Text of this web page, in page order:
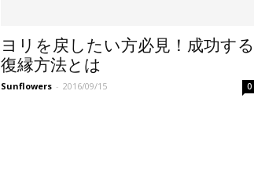
ヨリを戻したい方必見！成功する
復縁方法とは
Sunflowers - 2016/09/15 0